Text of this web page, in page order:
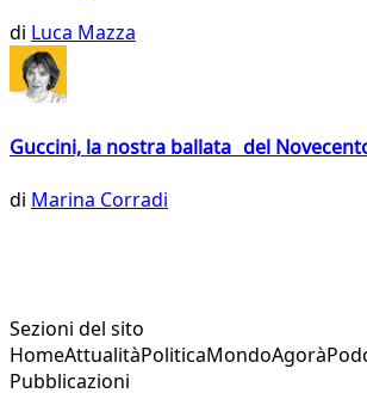
di Luca Mazza
Guccini, la nostra ballata del
di Marina Corradi
Sezioni del sito
HomeAttualitàPoliticaMondoAgorà
Pubblicazioni